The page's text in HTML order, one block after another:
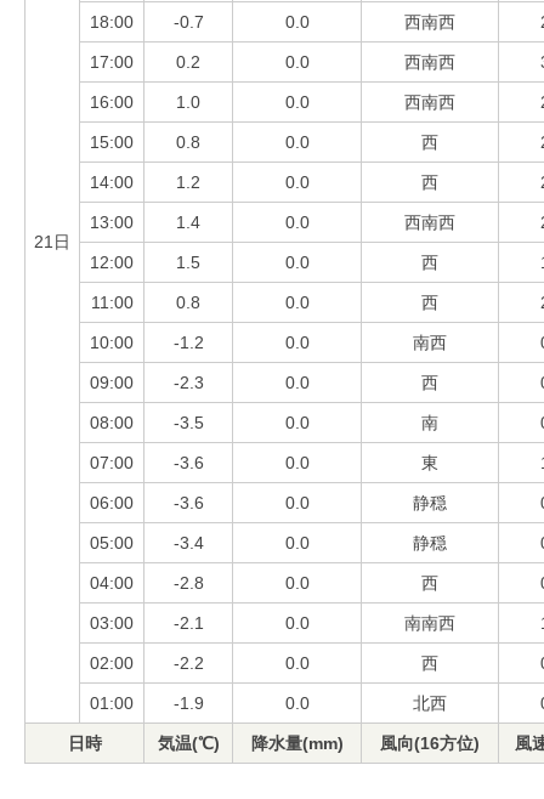
21日
18:00 -0.7 0.0 西南西
17:00 0.2 0.0 西南西
16:00 1.0 0.0 西南西
15:00 0.8 0.0 西
14:00 1.2 0.0 西
13:00 1.4 0.0 西南西
12:00 1.5 0.0 西
11:00 0.8 0.0 西
10:00 -1.2 0.0 南西
09:00 -2.3 0.0 西
08:00 -3.5 0.0 南
07:00 -3.6 0.0 東
06:00 -3.6 0.0 静穏
05:00 -3.4 0.0 静穏
04:00 -2.8 0.0 西
03:00 -2.1 0.0 南南西
02:00 -2.2 0.0 西
01:00 -1.9 0.0 北西
日時 気温(℃) 降水量(mm) 風向(16方位) 風